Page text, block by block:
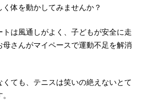
体を動かしてみませんか？
トは風通しがよく、子どもが安全に走
母さんがマイペースで運動不足を解消
くても、テニスは笑いの絶えないとて